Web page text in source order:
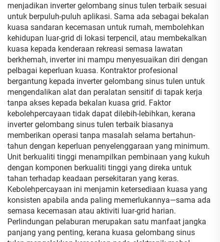
menjadikan inverter gelombang sinus tulen terbaik sesuai
untuk berpuluh-puluh aplikasi. Sama ada sebagai bekalan
kuasa sandaran kecemasan untuk rumah, membolehkan
kehidupan luar-grid di lokasi terpencil, atau membekalkan
kuasa kepada kenderaan rekreasi semasa lawatan
berkhemah, inverter ini mampu menyesuaikan diri dengan
pelbagai keperluan kuasa. Kontraktor profesional
bergantung kepada inverter gelombang sinus tulen untuk
mengendalikan alat dan peralatan sensitif di tapak kerja
tanpa akses kepada bekalan kuasa grid. Faktor
kebolehpercayaan tidak dapat dilebih-lebihkan, kerana
inverter gelombang sinus tulen terbaik biasanya
memberikan operasi tanpa masalah selama bertahun-
tahun dengan keperluan penyelenggaraan yang minimum.
Unit berkualiti tinggi menampilkan pembinaan yang kukuh
dengan komponen berkualiti tinggi yang direka untuk
tahan terhadap keadaan persekitaran yang keras.
Kebolehpercayaan ini menjamin ketersediaan kuasa yang
konsisten apabila anda paling memerlukannya—sama ada
semasa kecemasan atau aktiviti luar-grid harian.
Perlindungan pelaburan merupakan satu manfaat jangka
panjang yang penting, kerana kuasa gelombang sinus